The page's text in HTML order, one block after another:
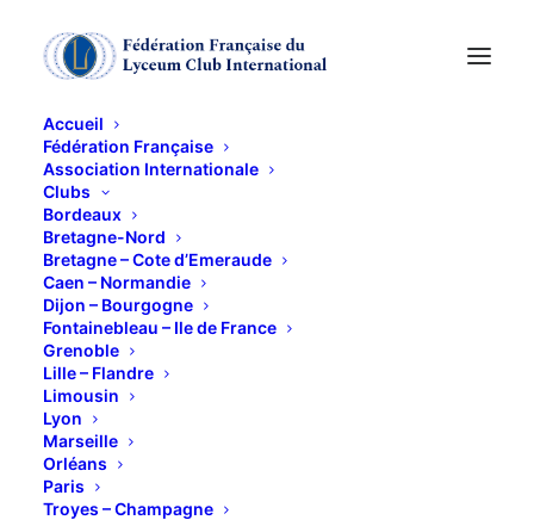
Accueil
Fédération Française
Association Internationale
Clubs
Bordeaux
Bretagne-Nord
Bretagne – Cote d’Emeraude
Caen – Normandie
Dijon – Bourgogne
Fontainebleau – Ile de France
Grenoble
Lille – Flandre
Limousin
Lyon
Marseille
Orléans
Paris
Troyes – Champagne
Voyage à Bâle, le 9 et
10 avril
Voir le superbe programme préparé avec un soin
tout particulier par notre club jumeau.